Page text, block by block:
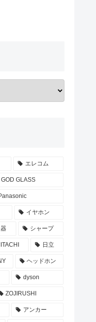
エレコム
GOD GLASS
イヤホン
シャープ
日立
ヘッドホン
dyson
ZOJIRUSHI
アンカー